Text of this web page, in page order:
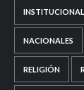
INSTITUCIONAL
NACIONALES
RELIGIÓN